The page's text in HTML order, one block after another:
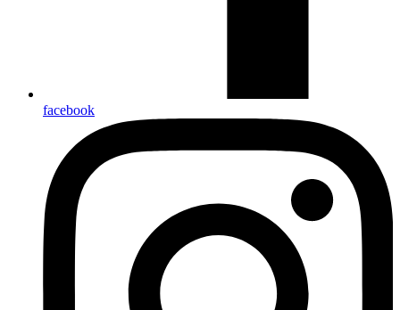
facebook